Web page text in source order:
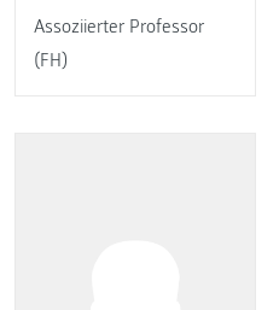
Assoziierter Professor
(FH)